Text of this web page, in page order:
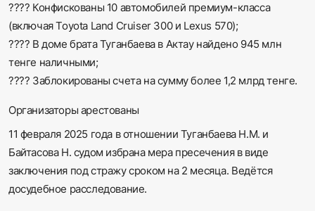
???? Конфискованы 10 автомобилей премиум-класса
(включая Toyota Land Cruiser 300 и Lexus 570);
???? В доме брата Туганбаева в Актау найдено 945 млн
тенге наличными;
???? Заблокированы счета на сумму более 1,2 млрд тенге.
Организаторы арестованы
11 февраля 2025 года в отношении Туганбаева Н.М. и
Байтасова Н. судом избрана мера пресечения в виде
заключения под стражу сроком на 2 месяца. Ведётся
досудебное расследование.